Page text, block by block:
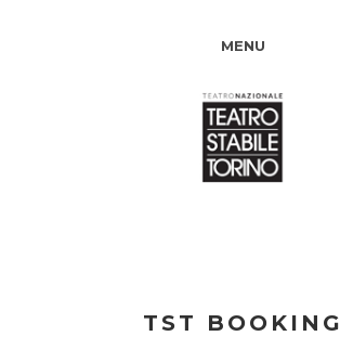
MENU
TST BOOKING